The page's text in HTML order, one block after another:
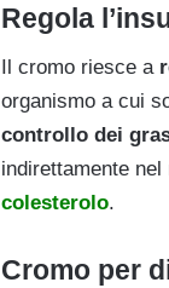
Regola
Il cromo riesce a
organismo a cui
controllo dei
indirettamente nel
colesterolo.
Cromo per